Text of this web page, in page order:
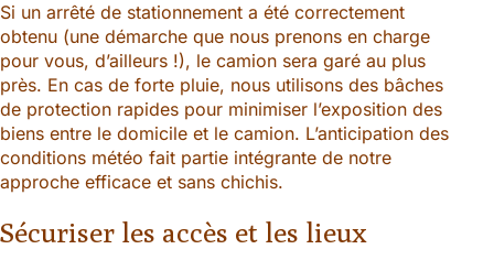
Si un arrêté de stationnement a été correctement
obtenu (une démarche que nous prenons en charge
pour vous, d’ailleurs !), le camion sera garé au plus
près. En cas de forte pluie, nous utilisons des bâches
de protection rapides pour minimiser l’exposition des
biens entre le domicile et le camion. L’anticipation des
conditions météo fait partie intégrante de notre
approche efficace et sans chichis.
Sécuriser les accès et les lieux